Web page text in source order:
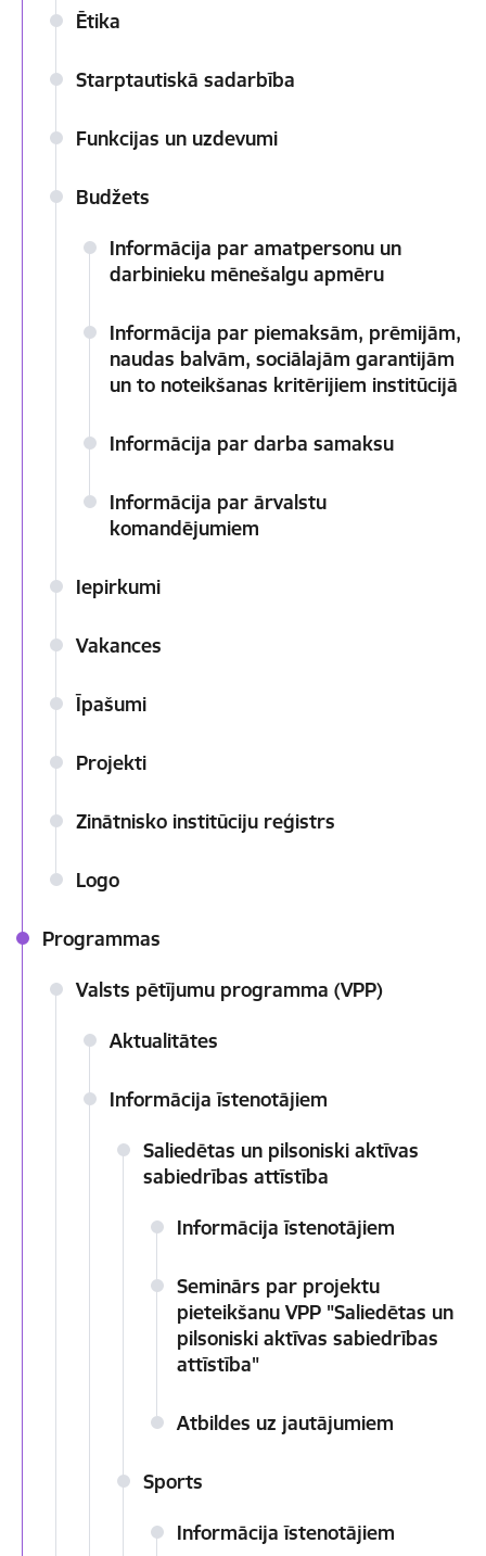
Ētika
Starptautiskā sadarbība
Funkcijas un uzdevumi
Budžets
Informācija par amatpersonu un
darbinieku mēnešalgu apmēru
Informācija par piemaksām, prēmijām,
naudas balvām, sociālajām garantijām
un to noteikšanas kritērijiem institūcijā
Informācija par darba samaksu
Informācija par ārvalstu
komandējumiem
Iepirkumi
Vakances
Īpašumi
Projekti
Zinātnisko institūciju reģistrs
Logo
Programmas
Valsts pētījumu programma (VPP)
Aktualitātes
Informācija īstenotājiem
Saliedētas un pilsoniski aktīvas
sabiedrības attīstība
Informācija īstenotājiem
Seminārs par projektu
pieteikšanu VPP "Saliedētas un
pilsoniski aktīvas sabiedrības
attīstība"
Atbildes uz jautājumiem
Sports
Informācija īstenotājiem